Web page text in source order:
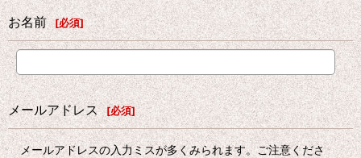
お名前 [必須]
メールアドレス [必須]
メールアドレスの入力ミスが多くみられます。ご注意くださ